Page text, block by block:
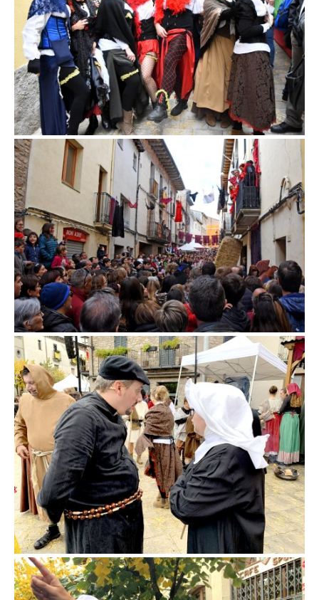
Fira d'en Rocaguinarda a Olost
Fira d'en Rocaguinarda a Olost
Fira d'en Rocaguinarda a Olost